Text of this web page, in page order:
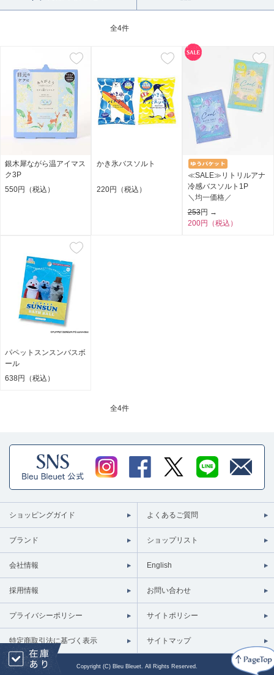
全4件
銀木犀ながら温アイマス
ク3P
550円（税込）
かき氷バスソルト
220円（税込）
≪SALE≫リトリルアナ
冷感バスソルト1P
＼均一価格／
253円 →
200円（税込）
パペットスンスンバスボ
ール
638円（税込）
全4件
ショッピングガイド よくあるご質問
ブランド ショップリスト
会社情報 English
採用情報 お問い合わせ
プライバシーポリシー サイトポリシー
特定商取引法に基づく表示 サイトマップ
Copyright (C) Bleu Bleuet. All Rights Reserved.